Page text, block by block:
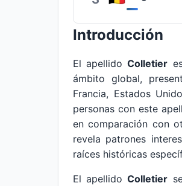
Introducción
El apellidoColletier
ámbito global,
Francia, Estados
personas con este
en comparación con
revela patrones
raíces históricas
El apellidoColletier